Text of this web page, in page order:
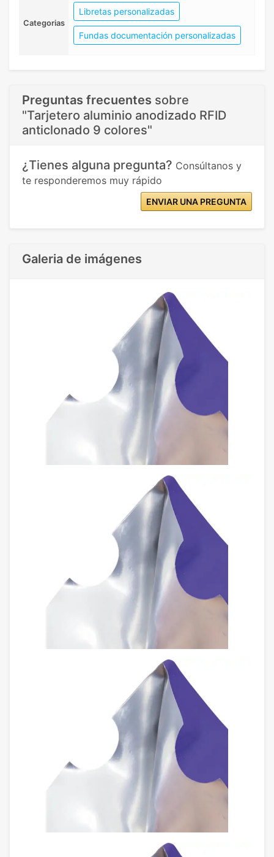
Categorias
Libretas personalizadas
Fundas documentación personalizadas
Preguntas frecuentes sobre
"Tarjetero aluminio anodizado RFID
anticlonado 9 colores"
¿Tienes alguna pregunta? Consúltanos y
te responderemos muy rápido
ENVIAR UNA PREGUNTA
Galeria de imágenes